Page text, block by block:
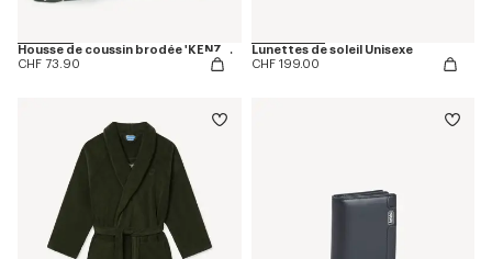
Housse de coussin brodée 'KENZO Weave' en maille
CHF 73.90
Lunettes de soleil Unisexe
CHF 199.00